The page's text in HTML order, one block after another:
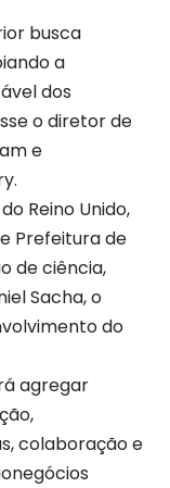
busca
a
dos
o diretor de
e
Reino Unido,
Prefeitura de
de ciência,
Sacha, o
do
agregar
colaboração e